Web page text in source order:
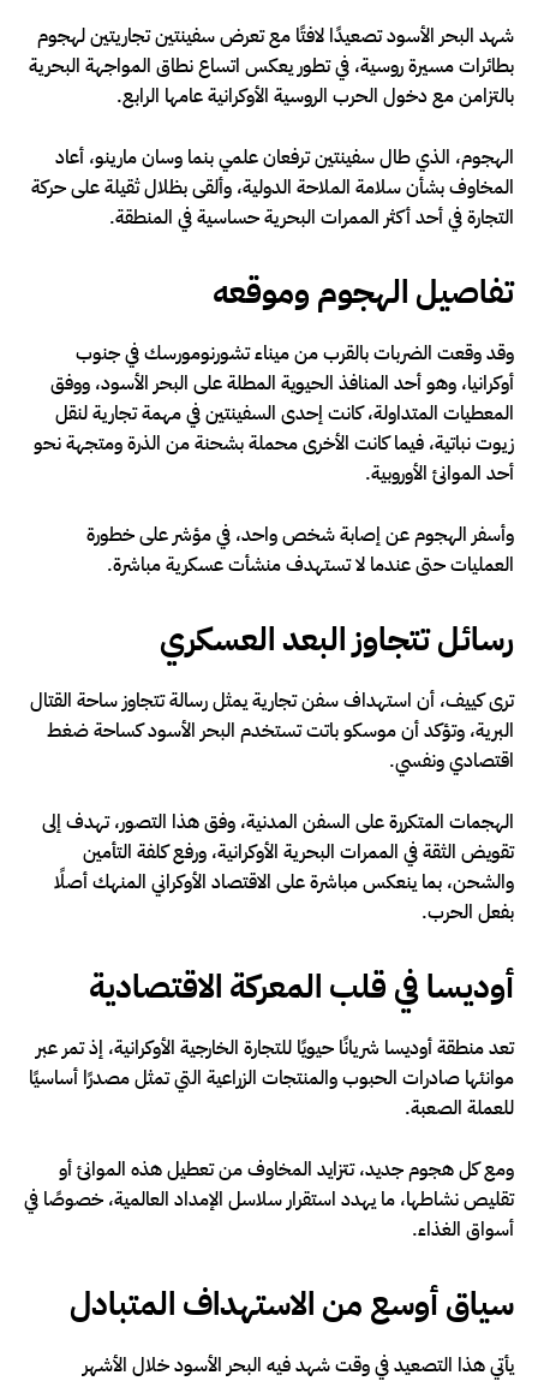
شهد البحر الأسود تصعيدًا لافتًا مع تعرض سفينتين تجاريتين لهجوم
بطائرات مسيرة روسية، في تطور يعكس اتساع نطاق المواجهة البحرية
بالتزامن مع دخول الحرب الروسية الأوكرانية عامها الرابع.
الهجوم، الذي طال سفينتين ترفعان علمي بنما وسان مارينو، أعاد
المخاوف بشأن سلامة الملاحة الدولية، وألقى بظلال ثقيلة على حركة
التجارة في أحد أكثر الممرات البحرية حساسية في المنطقة.
تفاصيل الهجوم وموقعه
وقد وقعت الضربات بالقرب من ميناء تشورنومورسك في جنوب
أوكرانيا، وهو أحد المنافذ الحيوية المطلة على البحر الأسود، ووفق
المعطيات المتداولة، كانت إحدى السفينتين في مهمة تجارية لنقل
زيوت نباتية، فيما كانت الأخرى محملة بشحنة من الذرة ومتجهة نحو
أحد الموانئ الأوروبية.
وأسفر الهجوم عن إصابة شخص واحد، في مؤشر على خطورة
العمليات حتى عندما لا تستهدف منشأت عسكرية مباشرة.
رسائل تتجاوز البعد العسكري
ترى كييف، أن استهداف سفن تجارية يمثل رسالة تتجاوز ساحة القتال
البرية، وتؤكد أن موسكو باتت تستخدم البحر الأسود كساحة ضغط
اقتصادي ونفسي.
الهجمات المتكررة على السفن المدنية، وفق هذا التصور، تهدف إلى
تقويض الثقة في الممرات البحرية الأوكرانية، ورفع كلفة التأمين
والشحن، بما ينعكس مباشرة على الاقتصاد الأوكراني المنهك أصلًا
بفعل الحرب.
أوديسا في قلب المعركة الاقتصادية
تعد منطقة أوديسا شريانًا حيويًا للتجارة الخارجية الأوكرانية، إذ تمر عبر
موانئها صادرات الحبوب والمنتجات الزراعية التي تمثل مصدرًا أساسيًا
للعملة الصعبة.
ومع كل هجوم جديد، تتزايد المخاوف من تعطيل هذه الموانئ أو
تقليص نشاطها، ما يهدد استقرار سلاسل الإمداد العالمية، خصوصًا في
أسواق الغذاء.
سياق أوسع من الاستهداف المتبادل
يأتي هذا التصعيد في وقت شهد فيه البحر الأسود خلال الأشهر